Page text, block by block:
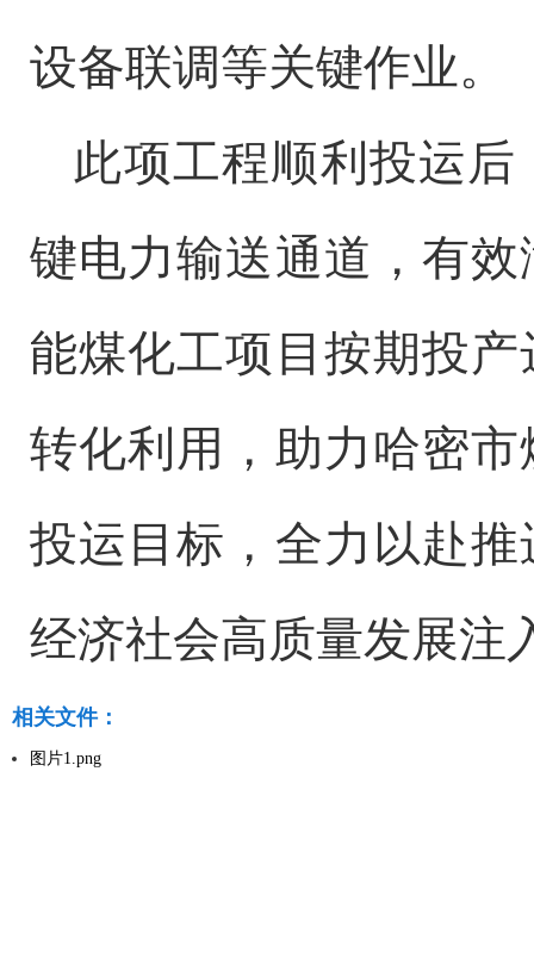
设备联调等关键作业。
此项工程顺利投运
键电力输送通道，有
能煤化工项目按期投
转化利用，助力哈密
投运目标，全力以赴
经济社会高质量发展注
相关文件：
图片1.png